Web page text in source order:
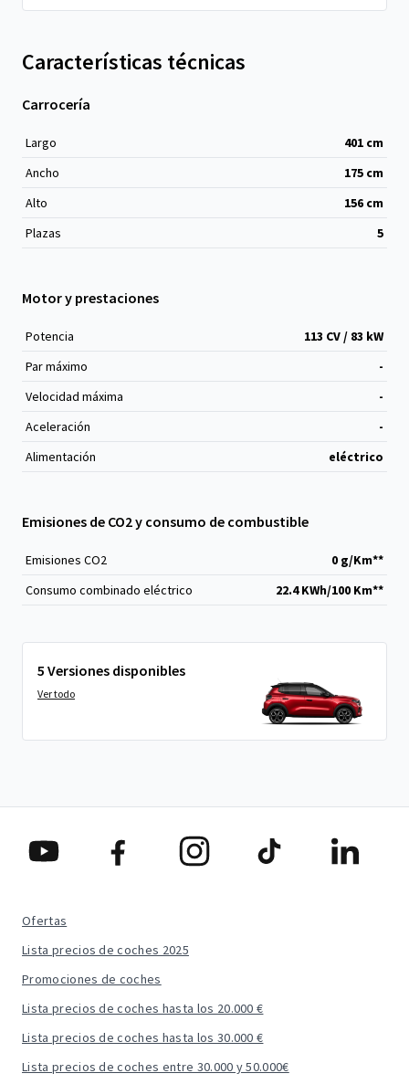
Características técnicas
Carrocería
Largo 401 cm
Ancho
175 cm
Alto
156 cm
Plazas
5
Motor y prestaciones
Potencia
113 CV / 83 kW
Par máximo
-
Velocidad máxima
-
Aceleración
-
Alimentación
eléctrico
Emisiones de CO2 y consumo de combustible
Emisiones CO2
0 g/Km**
Consumo combinado eléctrico
22.4 KWh/100 Km**
5 Versiones disponibles
Ver todo
Ofertas
Lista precios de coches 2025
Promociones de coches
Lista precios de coches hasta los 20.000 €
Lista precios de coches hasta los 30.000 €
Lista precios de coches entre 30.000 y 50.000€